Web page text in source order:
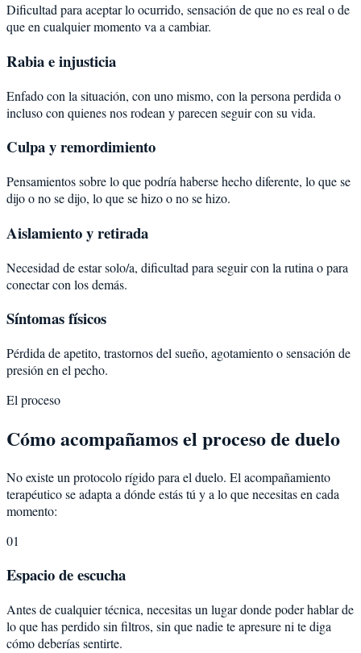
Dificultad para aceptar lo ocurrido, sensación de que no es real o de
que en cualquier momento va a cambiar.
Rabia e injusticia
Enfado con la situación, con uno mismo, con la persona perdida o
incluso con quienes nos rodean y parecen seguir con su vida.
Culpa y remordimiento
Pensamientos sobre lo que podría haberse hecho diferente, lo que se
dijo o no se dijo, lo que se hizo o no se hizo.
Aislamiento y retirada
Necesidad de estar solo/a, dificultad para seguir con la rutina o para
conectar con los demás.
Síntomas físicos
Pérdida de apetito, trastornos del sueño, agotamiento o sensación de
presión en el pecho.
El proceso
Cómo acompañamos el proceso de duelo
No existe un protocolo rígido para el duelo. El acompañamiento
terapéutico se adapta a dónde estás tú y a lo que necesitas en cada
momento:
01
Espacio de escucha
Antes de cualquier técnica, necesitas un lugar donde poder hablar de
lo que has perdido sin filtros, sin que nadie te apresure ni te diga
cómo deberías sentirte.